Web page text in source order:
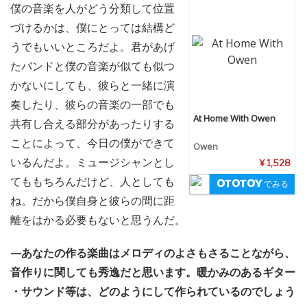
At Home With Owen
Owen
¥ 1,528
でみる
僕の音楽を人がどう分類して位置
づけるかは、僕にとっては結構ど
うでもいいところだよ。君があげ
たバンドと僕の音楽が似ても似つ
かないにしても、彼らと一緒に演
奏したり、彼らの音楽の一部でも
共有し合える部分があったりする
ことによって、今日の僕ができて
いるんだよ。ミュージシャンとし
てももちろんだけど、人としても
ね。だから僕自身と彼らの間に距
離をはかる必要もないと思うんだ。
—あなたの作る楽曲はメロディのよさもさることながら、
音作りに関しても秀逸だと思います。暖かみのあるギター
・サウンド等は、どのようにして作られているのでしょう